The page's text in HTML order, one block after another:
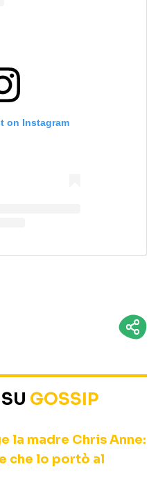
on Instagram
GOSSIP
la madre Chris Anne:
che lo portò al